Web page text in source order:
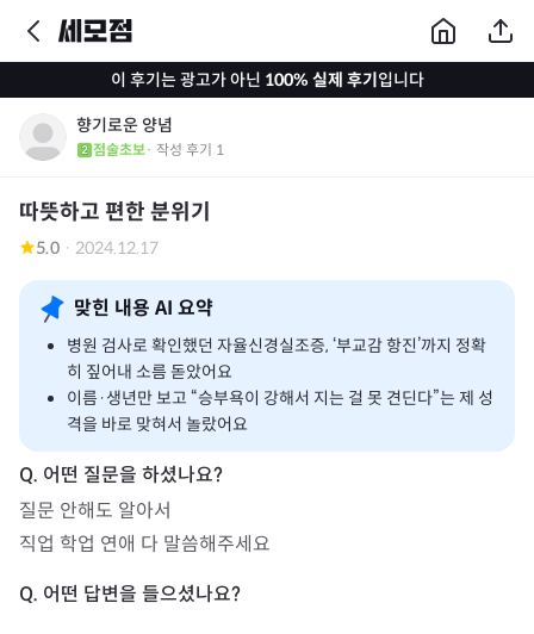
이 후기는 광고가 아닌 100% 실제 후기입니다
향기로운 양념
점술초보· 작성 후기 1
따뜻하고 편한 분위기
5.0 · 2024.12.17
맞힌 내용 AI 요약
병원 검사로 확인했던 자율신경실조증, ‘부교감 항진’까지 정확
히 짚어내 소름 돋았어요
이름·생년만 보고 “승부욕이 강해서 지는 걸 못 견딘다”는 제 성
격을 바로 맞혀서 놀랐어요
질문 안해도 알아서
직업 학업 연애 다 말씀해주세요